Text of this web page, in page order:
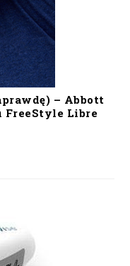
– Abbott
FreeStyle Libre